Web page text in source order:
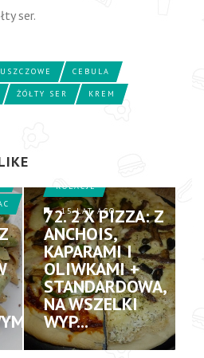
ser.
CEBULA
ŻÓŁTY SER KREM
15 LAT AGO
KOLACJE
72. 2 X PIZZA: Z
ANCHOIS,
KAPARAMI I
OLIWKAMI +
STANDARDOWA,
NA WSZELKI
WYP...